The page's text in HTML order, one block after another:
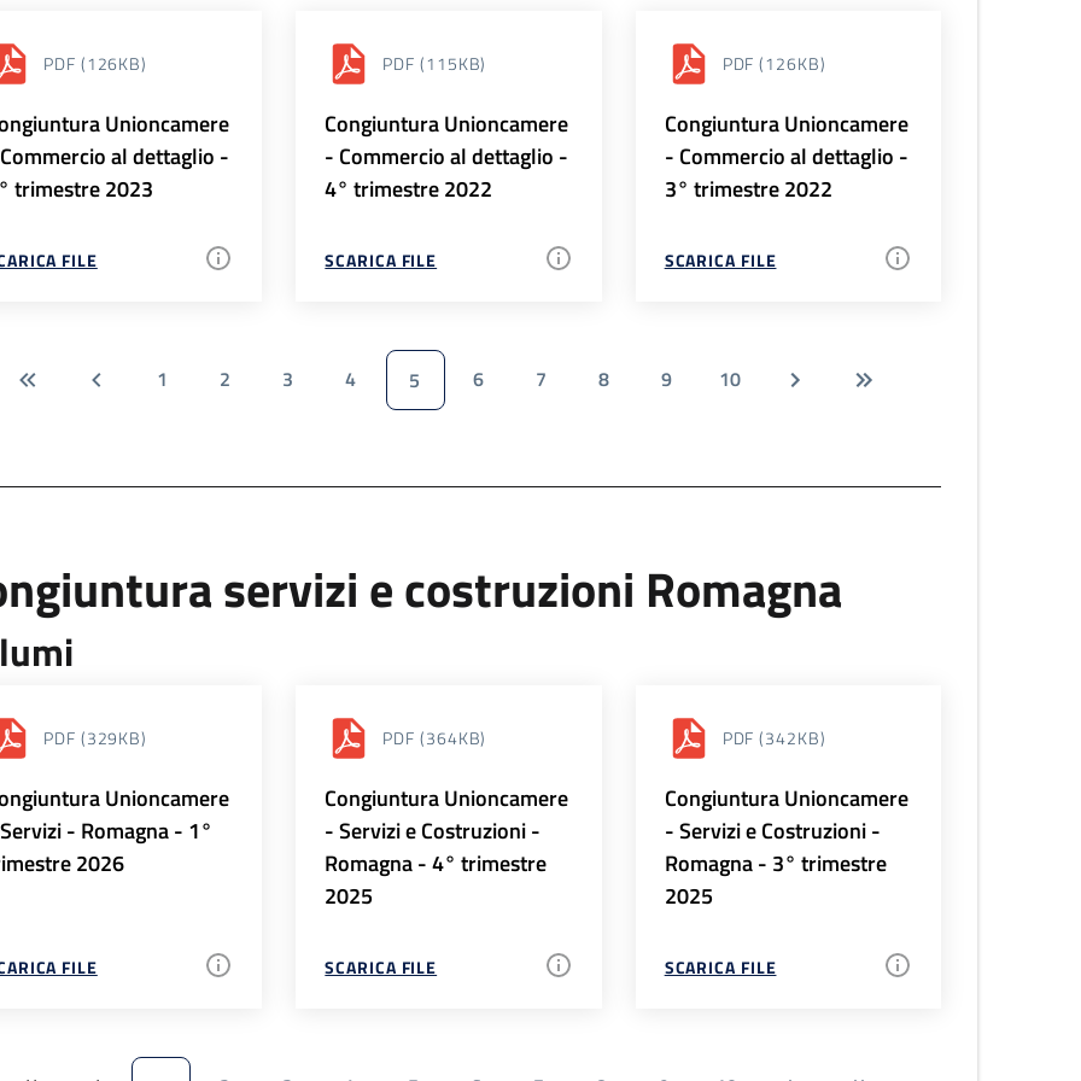
PDF (126KB)
Unioncamere
al dettaglio -
trimestre 2023
FILE
PDF (115KB)
Congiuntura Unioncamere
- Commercio al dettaglio -
4° trimestre 2022
SCARICA FILE
PDF (126KB)
Congiuntura Unioncamere
- Commercio al dettaglio -
3° trimestre 2022
SCARICA FILE
1 2 3 4 5 6 7 8 9 10
servizi e costruzioni Romagna
PDF (329KB)
Unioncamere
- Romagna - 1°
2026
FILE
PDF (364KB)
Congiuntura Unioncamere
- Servizi e Costruzioni -
Romagna - 4° trimestre
2025
SCARICA FILE
PDF (342KB)
Congiuntura Unioncamere
- Servizi e Costruzioni -
Romagna - 3° trimestre
2025
SCARICA FILE